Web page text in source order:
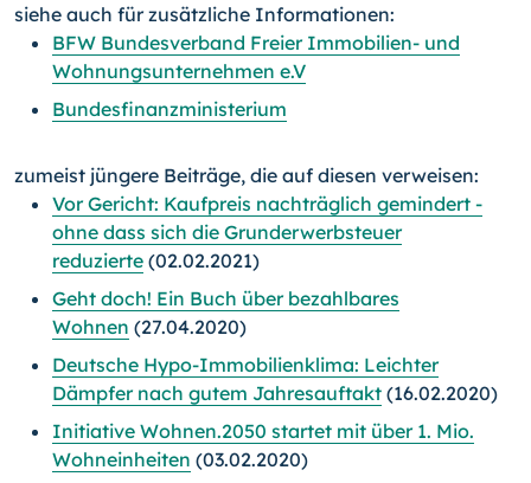
siehe auch für zusätzliche Informationen:
BFW Bundesverband Freier Immobilien- und
Wohnungsunternehmen e.V
Bundesfinanzministerium
zumeist jüngere Beiträge, die auf diesen verweisen:
Vor Gericht: Kaufpreis nachträglich gemindert -
ohne dass sich die Grunderwerbsteuer
reduzierte (02.02.2021)
Geht doch! Ein Buch über bezahlbares
Wohnen (27.04.2020)
Deutsche Hypo-Immobilienklima: Leichter
Dämpfer nach gutem Jahresauftakt (16.02.2020)
Initiative Wohnen.2050 startet mit über 1. Mio.
Wohneinheiten (03.02.2020)